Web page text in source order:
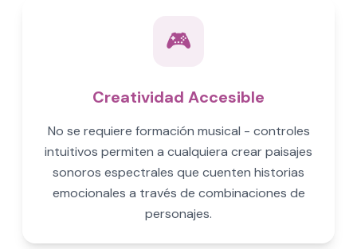
🎮
Creatividad Accesible
No se requiere formación musical - controles
intuitivos permiten a cualquiera crear paisajes
sonoros espectrales que cuenten historias
emocionales a través de combinaciones de
personajes.